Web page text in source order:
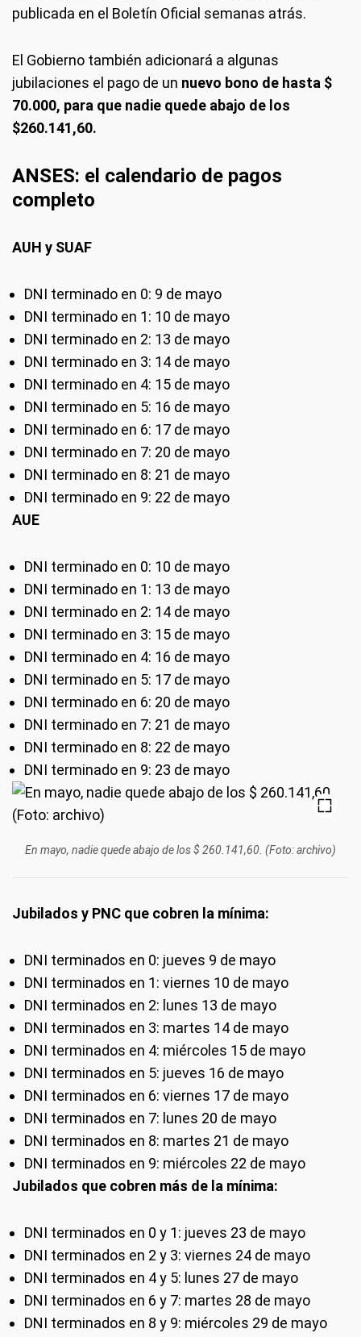
publicada en el Boletín Oficial semanas atrás.
El Gobierno también adicionará a algunas
jubilaciones el pago de un nuevo bono de hasta $
70.000, para que nadie quede abajo de los
$260.141,60.
ANSES: el calendario de pagos
completo
AUH y SUAF
DNI terminado en 0: 9 de mayo
DNI terminado en 1: 10 de mayo
DNI terminado en 2: 13 de mayo
DNI terminado en 3: 14 de mayo
DNI terminado en 4: 15 de mayo
DNI terminado en 5: 16 de mayo
DNI terminado en 6: 17 de mayo
DNI terminado en 7: 20 de mayo
DNI terminado en 8: 21 de mayo
DNI terminado en 9: 22 de mayo
AUE
DNI terminado en 0: 10 de mayo
DNI terminado en 1: 13 de mayo
DNI terminado en 2: 14 de mayo
DNI terminado en 3: 15 de mayo
DNI terminado en 4: 16 de mayo
DNI terminado en 5: 17 de mayo
DNI terminado en 6: 20 de mayo
DNI terminado en 7: 21 de mayo
DNI terminado en 8: 22 de mayo
DNI terminado en 9: 23 de mayo
En mayo, nadie quede abajo de los $ 260.141,60. (Foto: archivo)
Jubilados y PNC que cobren la mínima:
DNI terminados en 0: jueves 9 de mayo
DNI terminados en 1: viernes 10 de mayo
DNI terminados en 2: lunes 13 de mayo
DNI terminados en 3: martes 14 de mayo
DNI terminados en 4: miércoles 15 de mayo
DNI terminados en 5: jueves 16 de mayo
DNI terminados en 6: viernes 17 de mayo
DNI terminados en 7: lunes 20 de mayo
DNI terminados en 8: martes 21 de mayo
DNI terminados en 9: miércoles 22 de mayo
Jubilados que cobren más de la mínima:
DNI terminados en 0 y 1: jueves 23 de mayo
DNI terminados en 2 y 3: viernes 24 de mayo
DNI terminados en 4 y 5: lunes 27 de mayo
DNI terminados en 6 y 7: martes 28 de mayo
DNI terminados en 8 y 9: miércoles 29 de mayo